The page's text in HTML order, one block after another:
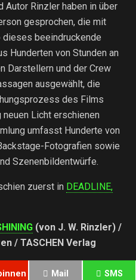
Autor Rinzler haben in über
gesprochen, die mit
dieses beeindruckende
Hunderten von Stunden an
Darstellern und der Crew
ausgewählt, die
des Films
Licht erschienen
umfasst Hunderte von
Fotografien sowie
Szenenbildentwürfe.
zuerst in DEADLINE,
(von J. W. Rinzler) /
/ TASCHEN Verlag
Mail SMS